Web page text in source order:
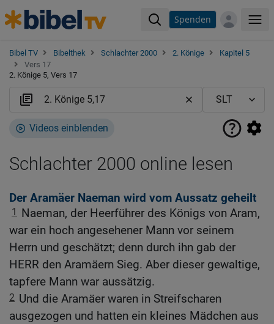
Spenden
Bibel TV Bibelthek Schlachter 2000 2. Könige
Kapitel 5
Vers 17
2. Könige 5, Vers 17
Videos einblenden
Schlachter 2000 online lesen
Der Aramäer Naeman wird vom Aussatz geheilt
1
Naeman, der Heerführer des Königs von Aram,
war ein hoch angesehener Mann vor seinem
Herrn und geschätzt; denn durch ihn gab der
HERR den Aramäern Sieg. Aber dieser gewaltige,
tapfere Mann war aussätzig.
2 Und die Aramäer waren in Streifscharen
ausgezogen und hatten ein kleines Mädchen aus